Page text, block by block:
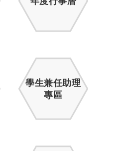
學生兼任助理
專區